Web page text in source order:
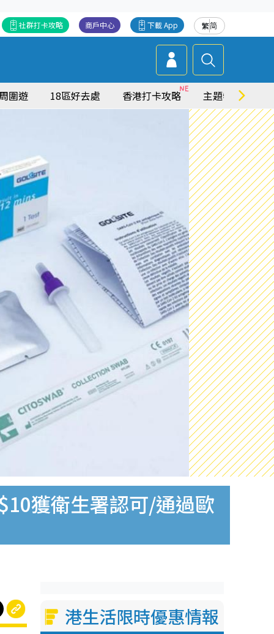
繁简
下載 App
商戶中心
社群打卡攻略
圍遊 18區好去處 香港打卡攻略 主題特集
獲衛生署認可/通過歐
港生活限時優惠情報